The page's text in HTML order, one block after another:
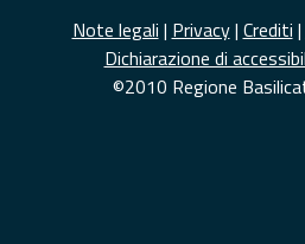
Note legali | Privacy| Crediti |
Dichiarazione di
©2010 Regione